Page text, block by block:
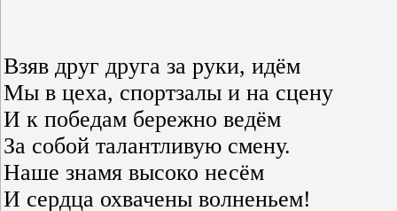
Взяв друг друга за руки, идём
Мы в цеха, спортзалы и на сцену
И к победам бережно ведём
За собой талантливую смену.
Наше знамя высоко несём
И сердца охвачены волненьем!